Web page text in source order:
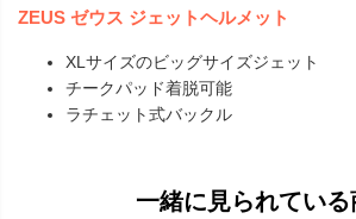
ZEUS ゼウス ジェットヘルメット
XLサイズのビッグサイズジェット
チークパッド着脱可能
ラチェット式バックル
一緒に見られている